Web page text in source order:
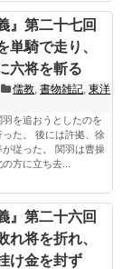
』第二十七回
単騎で走り、
六将を斬る
儒教 ,書物雑記 ,東洋
を追おうとしたのを
た。 後には許拠、徐
従った。 関羽は曹操
方に立ち去...
』第二十六回
れ将を折れ、
け金を封ず